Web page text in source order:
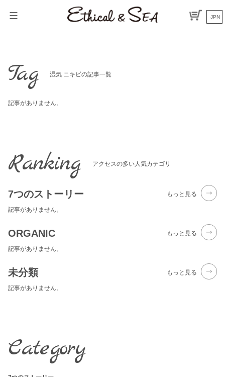
JPN
Tag 湿気 ニキビの記事一覧
記事がありません。
Ranking アクセスの多い人気カテゴリ
7つのストーリー もっと見る
記事がありません。
ORGANIC もっと見る
記事がありません。
未分類 もっと見る
記事がありません。
Category